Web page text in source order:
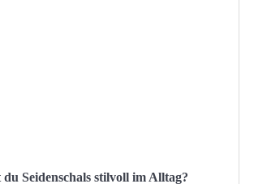
Seidenschals stilvoll im Alltag?